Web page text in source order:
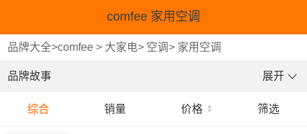
comfee 家用空调
品牌大全>comfee > 大家电> 空调> 家用空调
品牌故事 展开
综合 销量 价格 筛选